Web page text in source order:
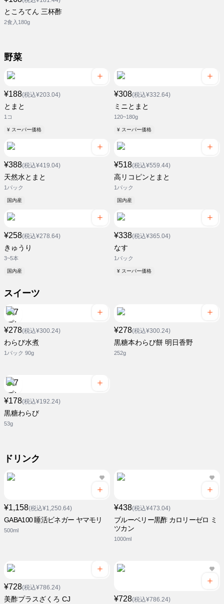
ところてん 三杯酢
2食入180g
野菜
¥188(税込¥203.04)
とまと
1コ
¥ スーパー価格
¥308(税込¥332.64)
ミニとまと
120~180g
¥ スーパー価格
¥388(税込¥419.04)
天然水とまと
1パック
国内産
¥518(税込¥559.44)
高リコピンとまと
1パック
国内産
¥258(税込¥278.64)
きゅうり
3~5本
国内産
¥338(税込¥365.04)
なす
1パック
¥ スーパー価格
スイーツ
¥278(税込¥300.24)
わらび水煮
1パック 90g
¥278(税込¥300.24)
黒糖本わらび餅 明日香野
252g
¥178(税込¥192.24)
黒糖わらび
53g
ドリンク
¥1,158(税込¥1,250.64)
GABA100 睡活ビネガー ヤマモリ
500ml
¥438(税込¥473.04)
ブルーベリー黒酢 カロリーゼロ ミ
ツカン
1000ml
¥728(税込¥786.24)
美酢プラスざくろ CJ ¥728(税込¥786.24)